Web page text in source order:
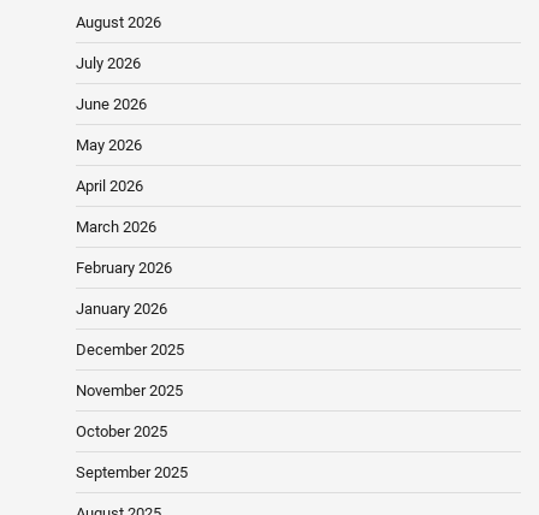
August 2026
July 2026
June 2026
May 2026
April 2026
March 2026
February 2026
January 2026
December 2025
November 2025
October 2025
September 2025